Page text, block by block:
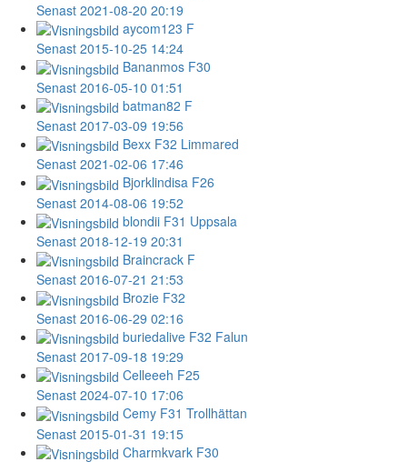
Senast 2021-08-20 20:19
aycom123 F
Senast 2015-10-25 14:24
Bananmos F30
Senast 2016-05-10 01:51
batman82 F
Senast 2017-03-09 19:56
Bexx F32 Limmared
Senast 2021-02-06 17:46
Bjorklindisa F26
Senast 2014-08-06 19:52
blondii F31 Uppsala
Senast 2018-12-19 20:31
Braincrack F
Senast 2016-07-21 21:53
Brozie F32
Senast 2016-06-29 02:16
buriedalive F32 Falun
Senast 2017-09-18 19:29
Celleeeh F25
Senast 2024-07-10 17:06
Cemy F31 Trollhättan
Senast 2015-01-31 19:15
Charmkvark F30